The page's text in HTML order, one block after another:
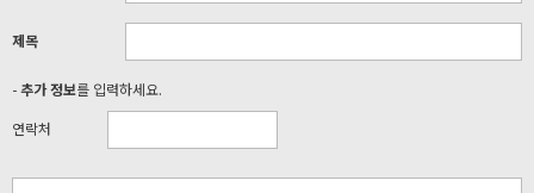
제목
-추가 정보를 입력하세요.
연락처